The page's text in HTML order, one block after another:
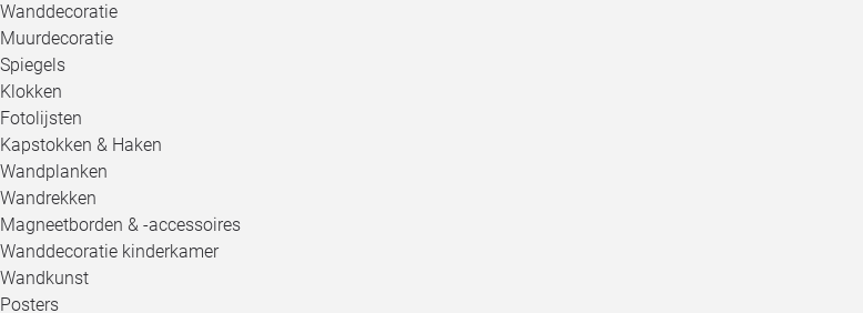
Wanddecoratie
Muurdecoratie
Spiegels
Klokken
Fotolijsten
Kapstokken & Haken
Wandplanken
Wandrekken
Magneetborden & -accessoires
Wanddecoratie kinderkamer
Wandkunst
Posters